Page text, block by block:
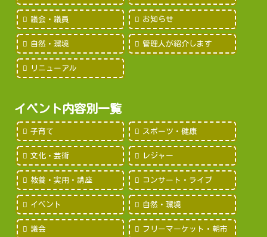
議会・議員 お知らせ
自然・環境 管理人が紹介します
リニューアル
イベント内容別一覧
子育て スポーツ・健康
文化・芸術 レジャー
教養・実用・講座 コンサート・ライブ
イベント 自然・環境
議会 フリーマーケット・朝市